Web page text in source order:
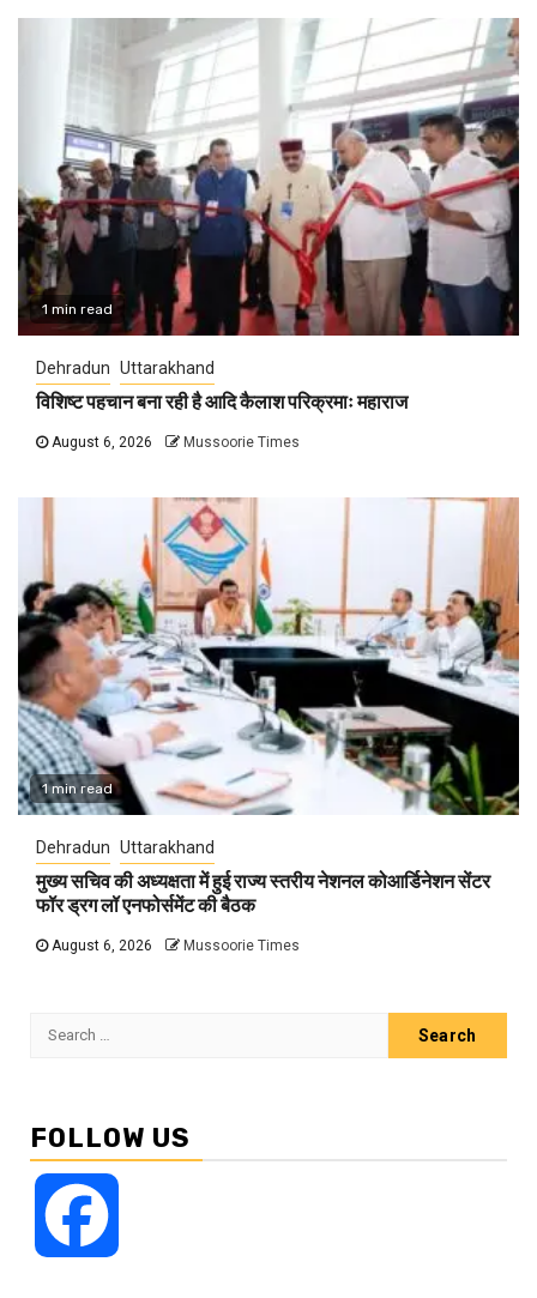
1 min read
Dehradun Uttarakhand
विशिष्ट पहचान बना रही है आदि कैलाश परिक्रमाः महाराज
August 6, 2026 Mussoorie Times
1 min read
Dehradun Uttarakhand
मुख्य सचिव की अध्यक्षता में हुई राज्य स्तरीय नेशनल कोआर्डिनेशन सेंटर
फॉर ड्रग लॉ एनफोर्समेंट की बैठक
August 6, 2026 Mussoorie Times
Search
FOLLOW US